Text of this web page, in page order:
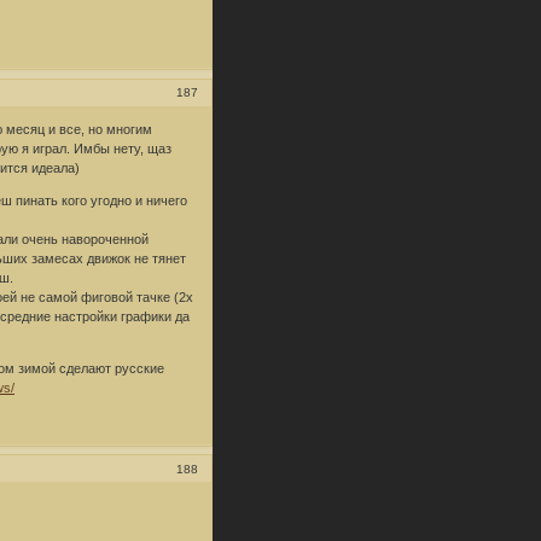
187
месяц и все, но многим
я играл. Имбы нету, щаз
идеала)
пинать кого угодно и ничего
очень навороченной
замесах движок не тянет
не самой фиговой тачке (2х
настройки графики да
зимой сделают русские
188